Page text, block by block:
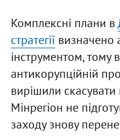
Комплексні плани в
стратегії визначено
інструментом, тому
антикорупційній
вирішили
Мінрегіон не
заходу знову